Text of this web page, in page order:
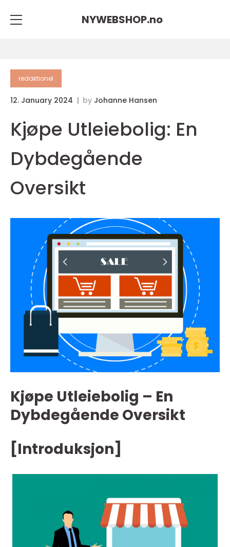
NYWEBSHOP.no
redaktionel
12. January 2024 by Johanne Hansen
Kjøpe Utleiebolig: En
Dybdegående
Oversikt
Kjøpe Utleiebolig – En
Dybdegående Oversikt
[Introduksjon]